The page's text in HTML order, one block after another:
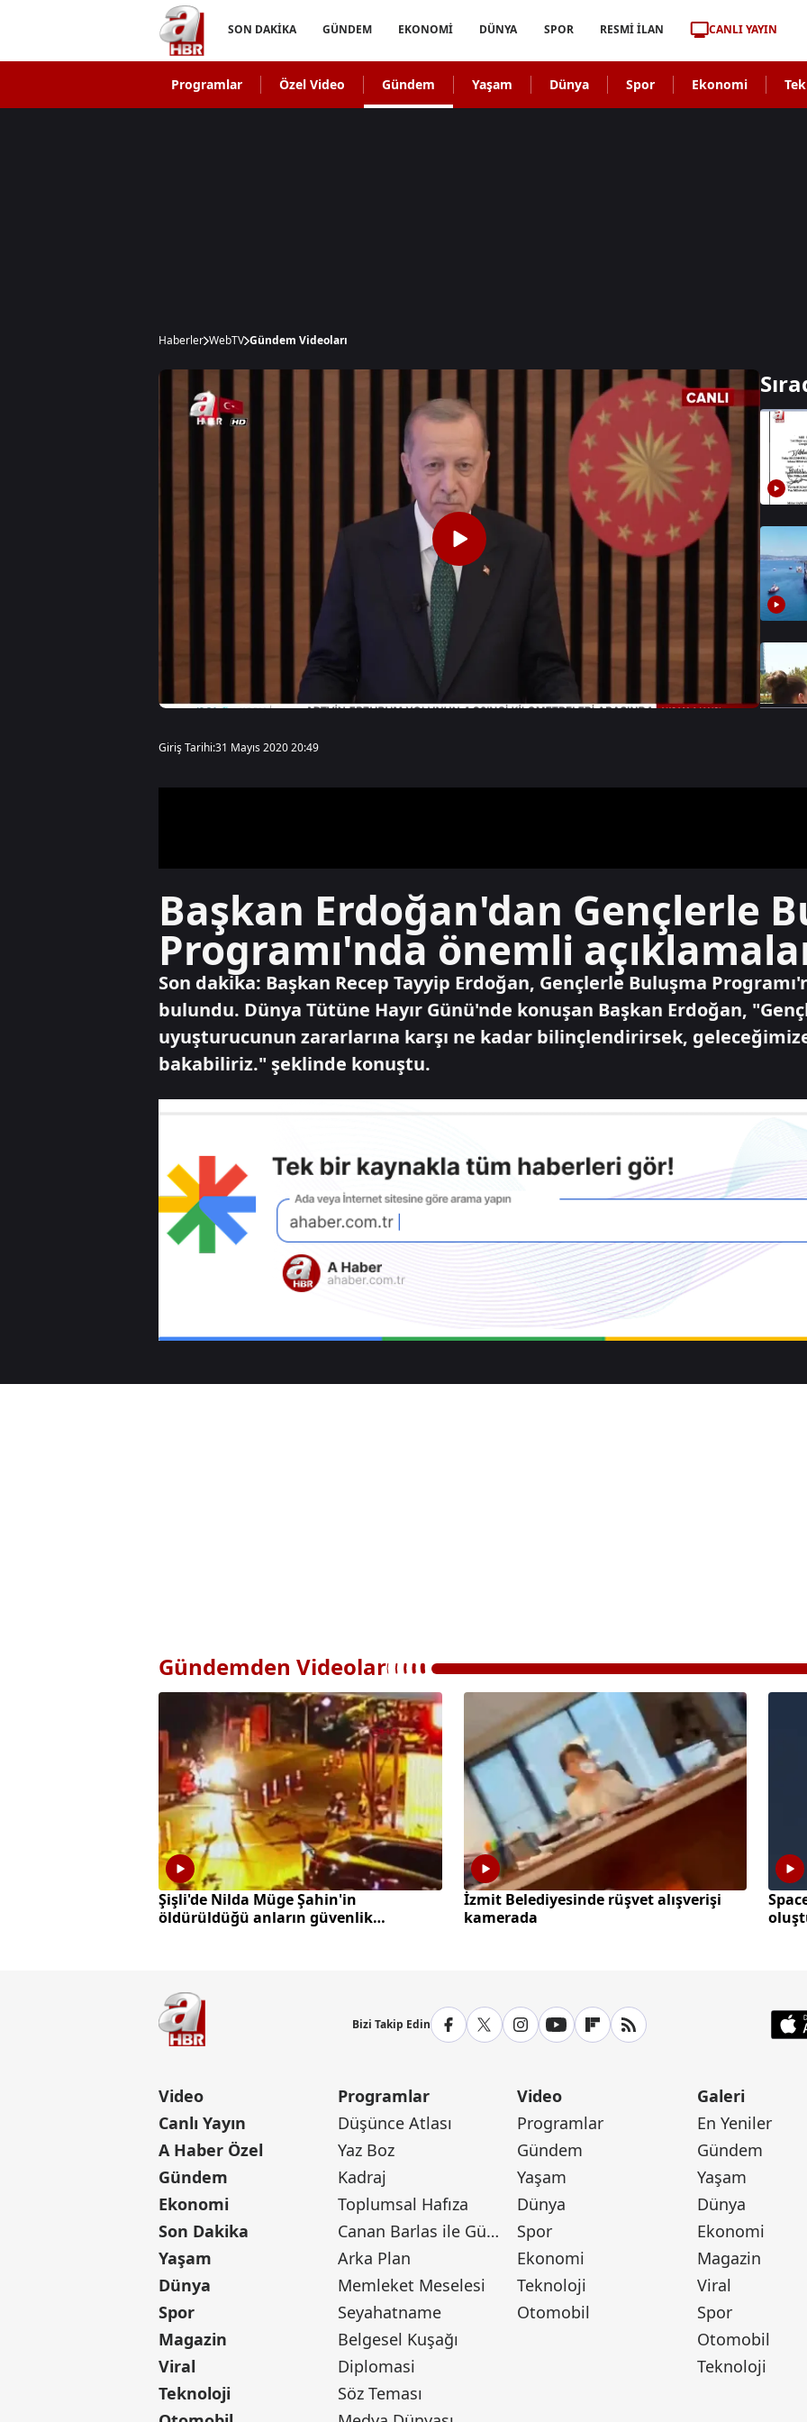
SON DAKİKA GÜNDEM EKONOMİ DÜNYA SPOR RESMİ İLAN CANLI YAYIN
Programlar Özel Video Gündem Yaşam Dünya Spor Ekonomi
Haberler WebTV Gündem Videoları
Giriş Tarihi:31 Mayıs 2020 20:49
Başkan Erdoğan'dan Gençlerle
Programı'nda önemli
Son dakika: Başkan Recep Tayyip Erdoğan, Gençlerle Buluşma
bulundu. Dünya Tütüne Hayır Günü'nde konuşan Başkan Erdoğan,
uyuşturucunun zararlarına karşı ne kadar bilinçlendirirsek,
bakabiliriz." şeklinde konuştu.
Gündemden Videolar
Şişli'de Nilda Müge Şahin'in
öldürüldüğü anların güvenlik
İzmit Belediyesinde rüşvet alışverişi
kamerada
Bizi Takip Edin
Video
Canlı Yayın
A Haber Özel
Gündem
Ekonomi
Son Dakika
Yaşam
Dünya
Spor
Magazin
Viral
Teknoloji
Programlar
Düşünce Atlası
Yaz Boz
Kadraj
Toplumsal Hafıza
Canan Barlas ile Gündem
Arka Plan
Memleket Meselesi
Seyahatname
Belgesel Kuşağı
Diplomasi
Söz Teması
Video
Programlar
Gündem
Yaşam
Dünya
Spor
Ekonomi
Teknoloji
Otomobil
Galeri
En Yeniler
Gündem
Yaşam
Dünya
Ekonomi
Magazin
Viral
Spor
Otomobil
Teknoloji